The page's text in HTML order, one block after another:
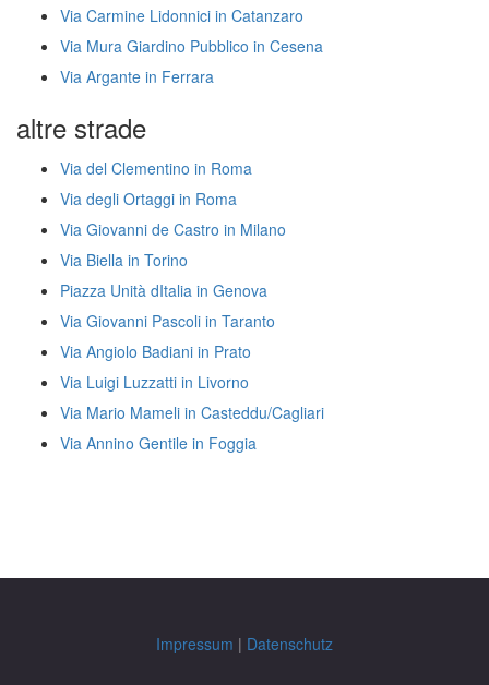
Via Carmine Lidonnici in Catanzaro
Via Mura Giardino Pubblico in Cesena
Via Argante in Ferrara
altre strade
Via del Clementino in Roma
Via degli Ortaggi in Roma
Via Giovanni de Castro in Milano
Via Biella in Torino
Piazza Unità dItalia in Genova
Via Giovanni Pascoli in Taranto
Via Angiolo Badiani in Prato
Via Luigi Luzzatti in Livorno
Via Mario Mameli in Casteddu/Cagliari
Via Annino Gentile in Foggia
Impressum | Datenschutz